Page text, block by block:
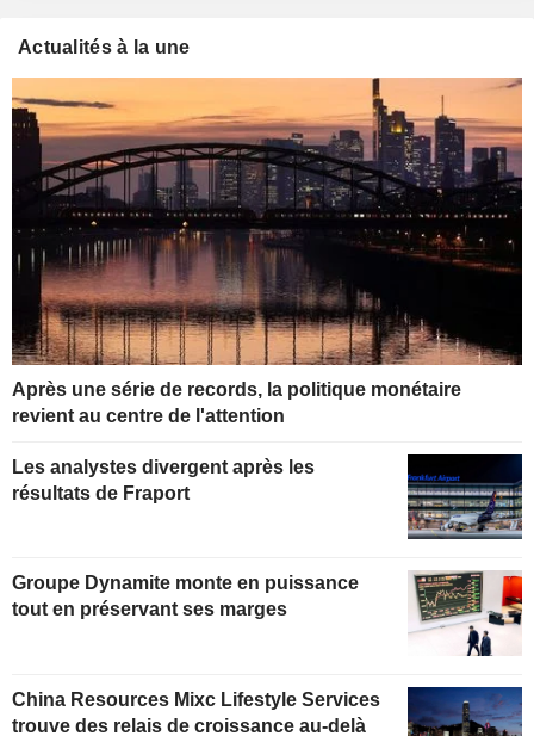
Actualités à la une
Après une série de records, la politique monétaire
revient au centre de l'attention
Les analystes divergent après les
résultats de Fraport
Groupe Dynamite monte en puissance
tout en préservant ses marges
China Resources Mixc Lifestyle Services
trouve des relais de croissance au-delà